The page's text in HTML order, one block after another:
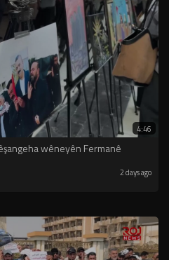
4:46
wêneyên Fermanê
2 days ago